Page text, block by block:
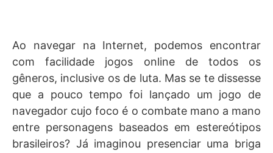
Ao navegar na Internet, podemos encontrar
com facilidade jogos online de todos os
gêneros, inclusive os de luta. Mas se te dissesse
que a pouco tempo foi lançado um jogo de
navegador cujo foco é o combate mano a mano
entre personagens baseados em estereótipos
brasileiros? Já imaginou presenciar uma briga